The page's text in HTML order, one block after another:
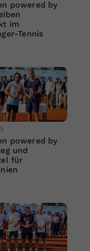
powered by
im
Tennis
powered by
und
für